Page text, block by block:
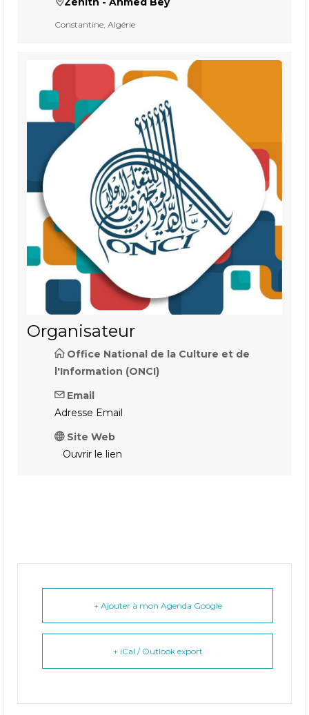
Constantine, Algérie
Organisateur
Office National de la Culture et de
l'Information (ONCI)
Email
Adresse Email
Site Web
Ouvrir le lien
+ Ajouter à mon Agenda Google
+ iCal / Outlook export